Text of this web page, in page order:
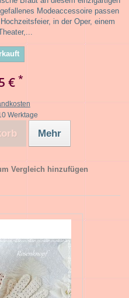
Modeaccessoire passen
in der Oper, einem
€ *
Werktage
Mehr
Vergleich hinzufügen